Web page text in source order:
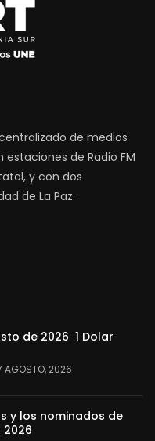
de medios
de Radio FM
y con dos
de La Paz.
de 2026 1 Dolar
AGOSTO, 2026
y los nominados de
2026